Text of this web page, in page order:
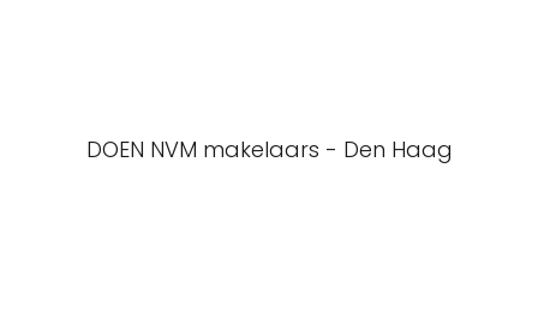
DOEN NVM makelaars - Den Haag